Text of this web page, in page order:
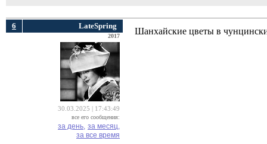
6 LateSpring
2017
30.03.2025 | 17:43:49
все его сообщения:
за день, за месяц,
за все время
Шанхайские цветы в